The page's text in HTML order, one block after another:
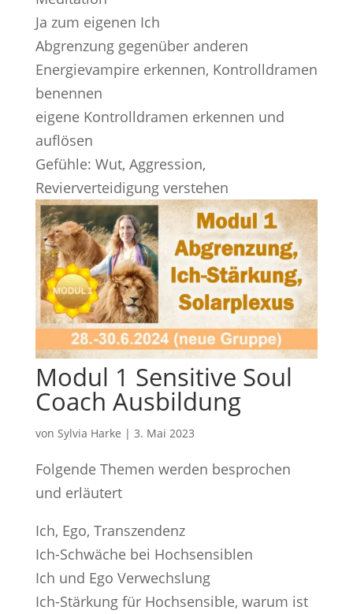
Ja zum eigenen Ich
Abgrenzung gegenüber anderen
Energievampire erkennen, Kontrolldramen
benennen
eigene Kontrolldramen erkennen und
auflösen
Gefühle: Wut, Aggression,
Revierverteidigung verstehen
Modul 1 Sensitive Soul
Coach Ausbildung
von Sylvia Harke | 3. Mai 2023
Folgende Themen werden besprochen
und erläutert
Ich, Ego, Transzendenz
Ich-Schwäche bei Hochsensiblen
Ich und Ego Verwechslung
Ich-Stärkung für Hochsensible, warum ist